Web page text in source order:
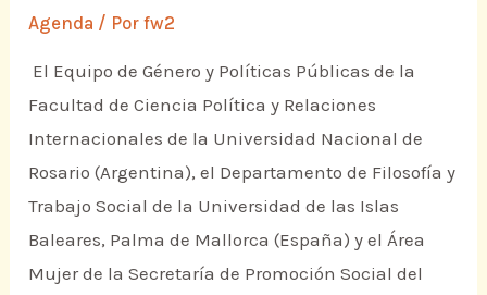
Agenda / Porfw2
El Equipo de Género y Políticas Públicas de la
Facultad de Ciencia Política y Relaciones
Internacionales de la Universidad Nacional de
Rosario (Argentina), el Departamento de Filosofía y
Trabajo Social de la Universidad de las Islas
Baleares, Palma de Mallorca (España) y el Área
Mujer de la Secretaría de Promoción Social del